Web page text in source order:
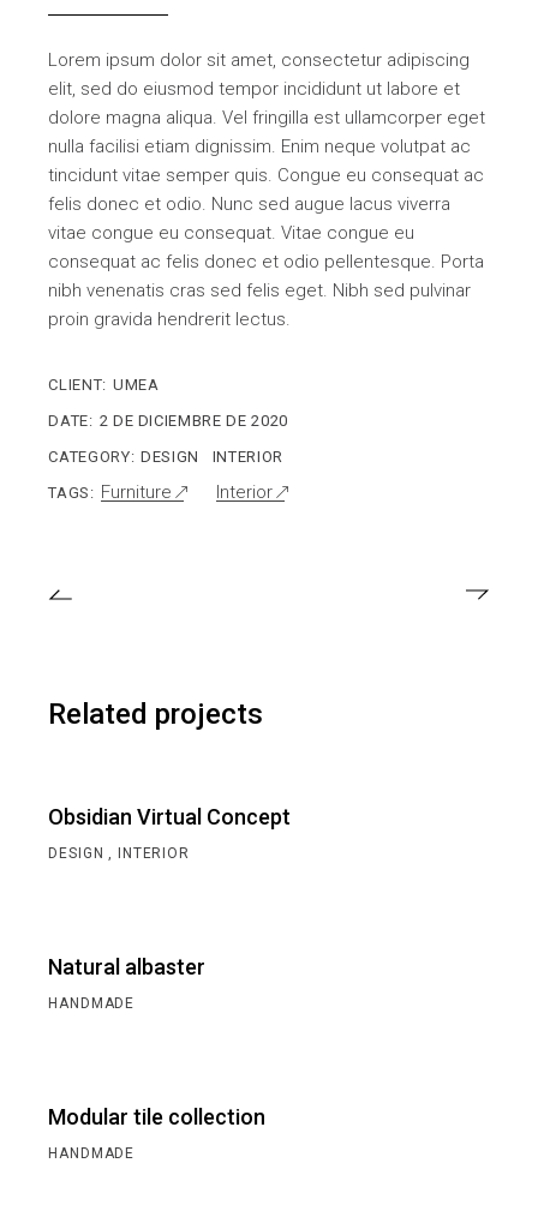
Lorem ipsum dolor sit amet, consectetur adipiscing
elit, sed do eiusmod tempor incididunt ut labore et
dolore magna aliqua. Vel fringilla est ullamcorper eget
nulla facilisi etiam dignissim. Enim neque volutpat ac
tincidunt vitae semper quis. Congue eu consequat ac
felis donec et odio. Nunc sed augue lacus viverra
vitae congue eu consequat. Vitae congue eu
consequat ac felis donec et odio pellentesque. Porta
nibh venenatis cras sed felis eget. Nibh sed pulvinar
proin gravida hendrerit lectus.
CLIENT: UMEA
DATE: 2 DE DICIEMBRE DE 2020
CATEGORY: DESIGN
INTERIOR
TAGS: Furniture Interior
Related projects
Obsidian Virtual Concept
DESIGN INTERIOR
Natural albaster
HANDMADE
Modular tile collection
HANDMADE